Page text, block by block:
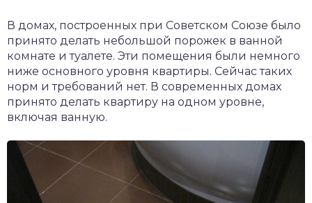
В домах, построенных при Советском Союзе было
принято делать небольшой порожек в ванной
комнате и туалете. Эти помещения были немного
ниже основного уровня квартиры. Сейчас таких
норм и требований нет. В современных домах
принято делать квартиру на одном уровне,
включая ванную.